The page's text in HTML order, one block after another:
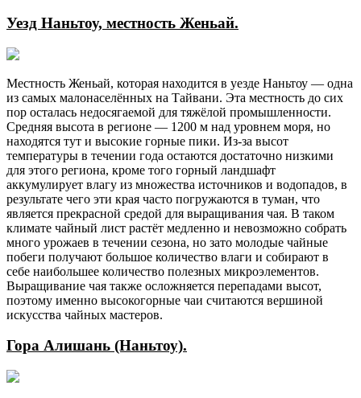
Уезд Наньтоу, местность Женьай.
Местность Женьай, которая находится в уезде Наньтоу — одна
из самых малонаселённых на Тайвани. Эта местность до сих
пор осталась недосягаемой для тяжёлой промышленности.
Средняя высота в регионе — 1200 м над уровнем моря, но
находятся тут и высокие горные пики. Из-за высот
температуры в течении года остаются достаточно низкими
для этого региона, кроме того горный ландшафт
аккумулирует влагу из множества источников и водопадов, в
результате чего эти края часто погружаются в туман, что
является прекрасной средой для выращивания чая. В таком
климате чайный лист растёт медленно и невозможно собрать
много урожаев в течении сезона, но зато молодые чайные
побеги получают большое количество влаги и собирают в
себе наибольшее количество полезных микроэлементов.
Выращивание чая также осложняется перепадами высот,
поэтому именно высокогорные чаи считаются вершиной
искусства чайных мастеров.
Гора Алишань (Наньтоу).